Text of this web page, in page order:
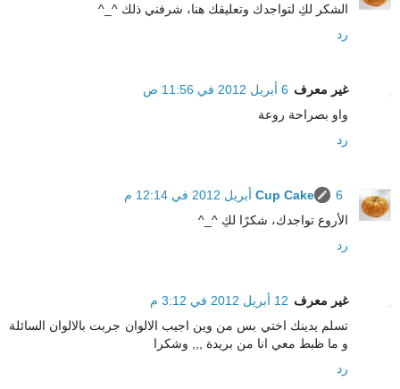
الشكر لكِ لتواجدك وتعليقك هنا، شرفني ذلك ^_^
رد
غير معرف 6 أبريل 2012 في 11:56 ص
واو بصراحة روعة
رد
Cup Cake
6 أبريل 2012 في 12:14 م
الأروع تواجدك، شكرًا لكِ ^_^
رد
غير معرف 12 أبريل 2012 في 3:12 م
تسلم يدينك اختي بس من وين اجيب الالوان جربت بالالوان السائلة
و ما ظبط معي انا من بريدة ,,, وشكرا
رد